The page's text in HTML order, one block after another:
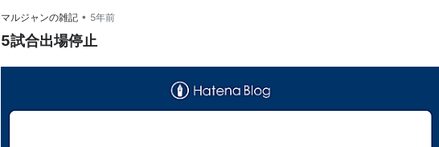
マルジャンの雑記 • 5年前
5試合出場停止